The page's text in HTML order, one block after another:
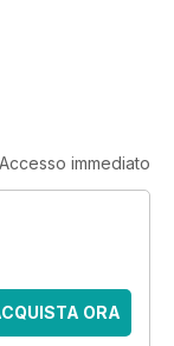
bike news,
Accesso immediato
ORA